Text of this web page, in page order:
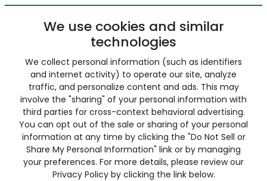
We use cookies and similar
technologies
We collect personal information (such as identifiers
and internet activity) to operate our site, analyze
traffic, and personalize content and ads. This may
involve the "sharing" of your personal information with
third parties for cross-context behavioral advertising.
You can opt out of the sale or sharing of your personal
information at any time by clicking the "Do Not Sell or
Share My Personal Information" link or by managing
your preferences. For more details, please review our
Privacy Policy by clicking the link below.